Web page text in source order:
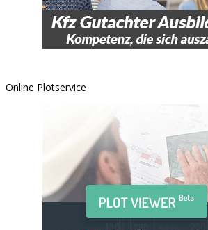
Online Plotservice